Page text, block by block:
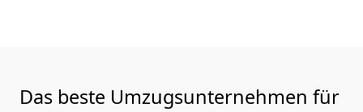
Das beste Umzugsunternehmen für